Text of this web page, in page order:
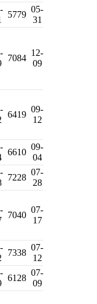
5779
05-
31
7084
12-
09
6419
09-
12
6610
09-
04
7228
07-
28
7040
07-
17
7338
07-
12
6128
07-
09